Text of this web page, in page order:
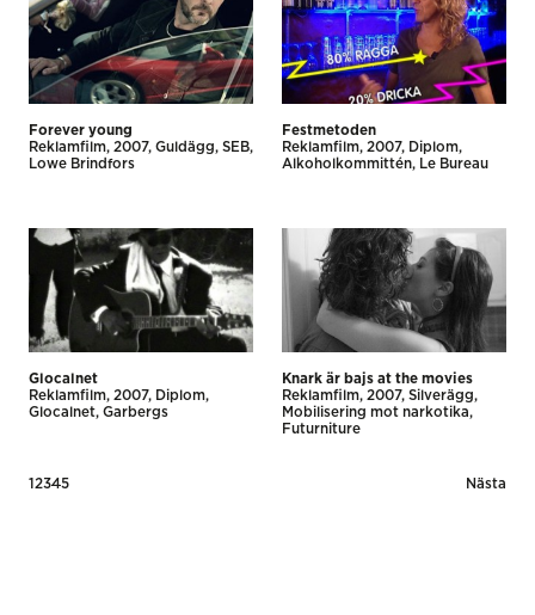
Forever young
Reklamfilm 2007 Guldägg
SEB
Lowe Brindfors
Festmetoden
Reklamfilm 2007
Diplom
Alkoholkommittén
Le Bureau
Glocalnet
Reklamfilm 2007
Diplom
Glocalnet Garbergs
Knark är bajs at the movies
Reklamfilm 2007 Silverägg
Mobilisering mot narkotika
Futurniture
Posts
1 2345 Nästa